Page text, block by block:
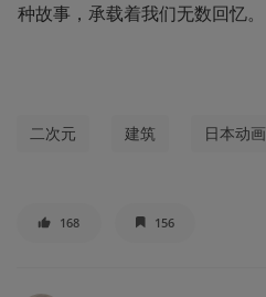
种故事，承载着我们无数回忆。
二次元 建筑 日本动画
168 156